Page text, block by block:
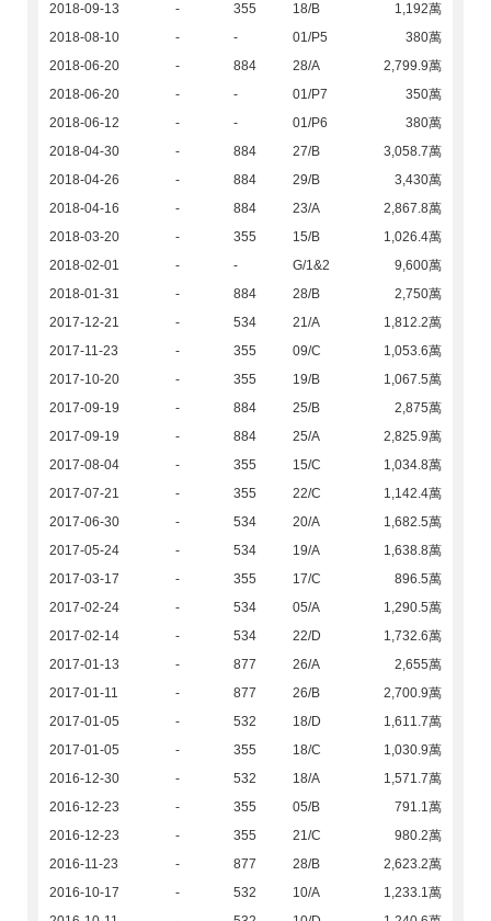
2018-09-13 - 355 18/B
1,192萬
2018-08-10
- - 01/P5
380萬
2018-06-20
- 884 28/A
2,799.9萬
2018-06-20
- - 01/P7
350萬
2018-06-12
- - 01/P6
380萬
2018-04-30
- 884 27/B
3,058.7萬
2018-04-26
- 884 29/B
3,430萬
2018-04-16
- 884 23/A
2,867.8萬
2018-03-20
- 355 15/B
1,026.4萬
2018-02-01
- - G/1&2
9,600萬
2018-01-31
- 884 28/B
2,750萬
2017-12-21
- 534 21/A
1,812.2萬
2017-11-23
- 355 09/C
1,053.6萬
2017-10-20
- 355 19/B
1,067.5萬
2017-09-19
- 884 25/B
2,875萬
2017-09-19
- 884 25/A
2,825.9萬
2017-08-04
- 355 15/C
1,034.8萬
2017-07-21
- 355 22/C
1,142.4萬
2017-06-30
- 534 20/A
1,682.5萬
2017-05-24
- 534 19/A
1,638.8萬
2017-03-17
- 355 17/C
896.5萬
2017-02-24
- 534 05/A
1,290.5萬
2017-02-14
- 534 22/D
1,732.6萬
2017-01-13
- 877 26/A
2,655萬
2017-01-11
- 877 26/B
2,700.9萬
2017-01-05
- 532 18/D
1,611.7萬
2017-01-05
- 355 18/C
1,030.9萬
2016-12-30
- 532 18/A
1,571.7萬
2016-12-23
- 355 05/B
791.1萬
2016-12-23
- 355 21/C
980.2萬
2016-11-23
- 877 28/B
2,623.2萬
2016-10-17
- 532 10/A
1,233.1萬